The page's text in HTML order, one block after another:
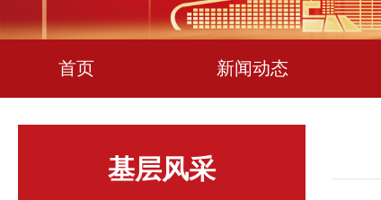
首页 新闻动态
基层风采